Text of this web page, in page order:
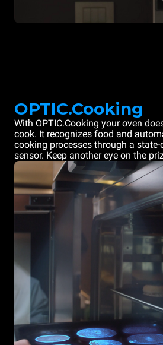
OPTIC.Cooking
With OPTIC.Cooking your oven
cook. It recognizes food and
cooking processes through a
sensor. Keep another eye on the